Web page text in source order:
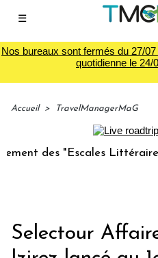
☰
Nos bureaux sont fermés du 27/
quotidienne le 24/
Accueil > TravelManagerMaG
"Escales Littéraires", la
Selectour